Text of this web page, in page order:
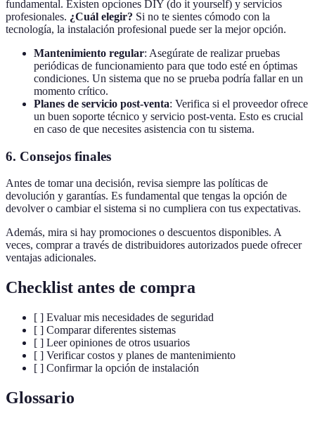
fundamental. Existen opciones DIY (do it yourself) y servicios
profesionales. ¿Cuál elegir? Si no te sientes cómodo con la
tecnología, la instalación profesional puede ser la mejor opción.
Mantenimiento regular: Asegúrate de realizar pruebas
periódicas de funcionamiento para que todo esté en óptimas
condiciones. Un sistema que no se prueba podría fallar en un
momento crítico.
Planes de servicio post-venta: Verifica si el proveedor ofrece
un buen soporte técnico y servicio post-venta. Esto es crucial
en caso de que necesites asistencia con tu sistema.
6. Consejos finales
Antes de tomar una decisión, revisa siempre las políticas de
devolución y garantías. Es fundamental que tengas la opción de
devolver o cambiar el sistema si no cumpliera con tus expectativas.
Además, mira si hay promociones o descuentos disponibles. A
veces, comprar a través de distribuidores autorizados puede ofrecer
ventajas adicionales.
Checklist antes de compra
[ ] Evaluar mis necesidades de seguridad
[ ] Comparar diferentes sistemas
[ ] Leer opiniones de otros usuarios
[ ] Verificar costos y planes de mantenimiento
[ ] Confirmar la opción de instalación
Glossario